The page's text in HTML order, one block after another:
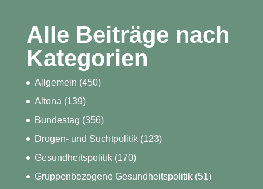
Alle Beiträge nach
Kategorien
Allgemein (450)
Altona (139)
Bundestag (356)
Drogen- und Suchtpolitik(123)
Gesundheitspolitik(170)
Gruppenbezogene Gesundheitspolitik(51)